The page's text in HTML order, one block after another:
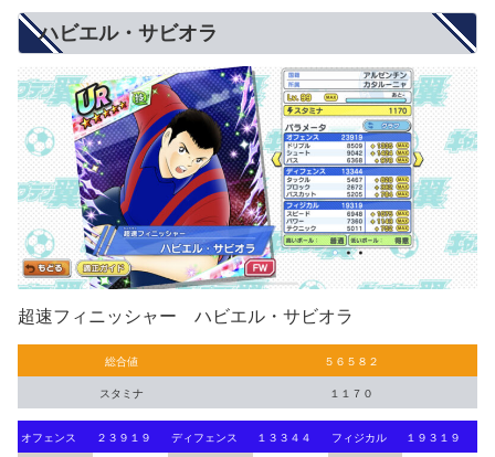
ハビエル・サビオラ
超速フィニッシャー ハビエル・サビオラ
総合値 ５６５８２
スタミナ １１７０
オフェンス ２３９１９ ディフェンス １３３４４ フィジカル １９３１９